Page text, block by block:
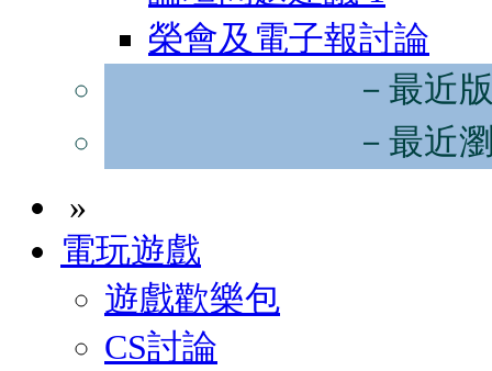
榮會及電子報討論
－最近
－最近
»
電玩遊戲
遊戲歡樂包
CS討論